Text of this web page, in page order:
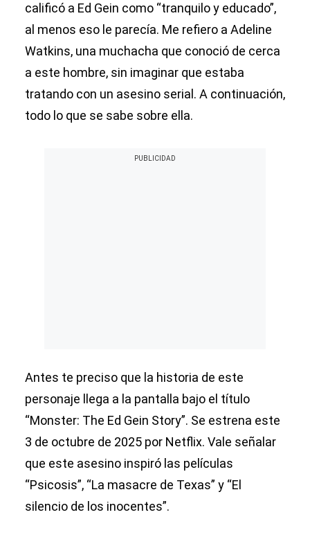
calificó a Ed Gein como “tranquilo y educado”,
al menos eso le parecía. Me refiero a Adeline
Watkins, una muchacha que conoció de cerca
a este hombre, sin imaginar que estaba
tratando con un asesino serial. A continuación,
todo lo que se sabe sobre ella.
Antes te preciso que la historia de este
personaje llega a la pantalla bajo el título
“Monster: The Ed Gein Story”. Se estrena este
3 de octubre de 2025 por Netflix. Vale señalar
que este asesino inspiró las películas
“Psicosis”, “La masacre de Texas” y “El
silencio de los inocentes”.